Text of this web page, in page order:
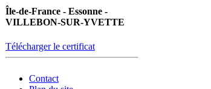
Île-de-France - Essonne -
VILLEBON-SUR-YVETTE
Télécharger le certificat
Contact